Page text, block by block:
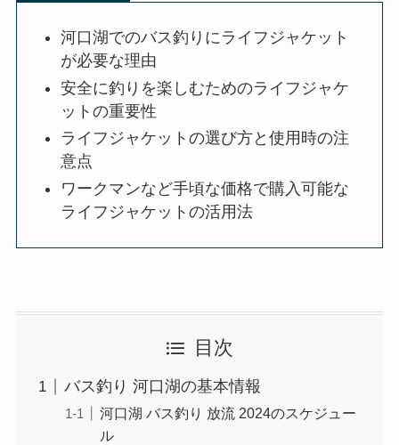
河口湖でのバス釣りにライフジャケット
が必要な理由
安全に釣りを楽しむためのライフジャケ
ットの重要性
ライフジャケットの選び方と使用時の注
意点
ワークマンなど手頃な価格で購入可能な
ライフジャケットの活用法
目次
バス釣り 河口湖の基本情報
河口湖 バス釣り 放流 2024のスケジュー
ル